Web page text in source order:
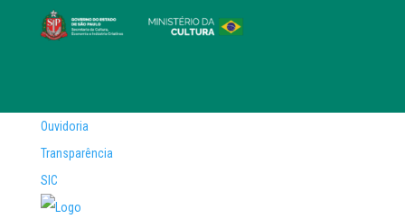
Ouvidoria
Transparência
SIC